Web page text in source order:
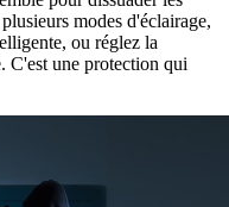
modes d'éclairage,
ou réglez la
C'est une protection qui